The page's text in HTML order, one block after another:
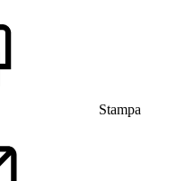
Stampa